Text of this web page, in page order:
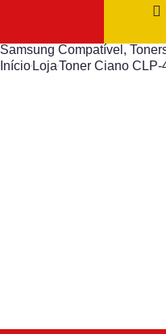
Samsung Compatível ,
Início LojaToner Ciano